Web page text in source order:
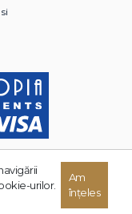
rezervate.
urilor.
Am
înțeles